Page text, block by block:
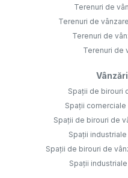
Terenuri de
Terenuri de
Terenuri de
Terenuri de
Spații de birouri
Spații
Spații de birouri de
Spații
Spații de birouri de
Spații